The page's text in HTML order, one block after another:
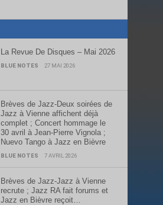
La Revue De Disques – Mai 2026
BLUE NOTES 27 MAI 2026
Brèves de Jazz-Deux soirées de
Jazz à Vienne affichent déjà
complet ; Concert hommage le
30 avril à Jean-Pierre Vignola ;
Nuevo Tango à Jazz en Bièvre
BLUE NOTES 7 AVRIL 2026
Brèves de Jazz-Jazz à Vienne
recrute ; Jazz RA fait forums et
Jazz en Bièvre reçoit…